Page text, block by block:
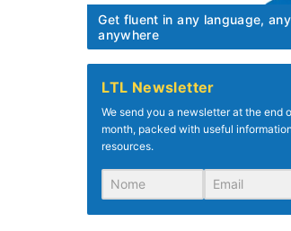
Get fluent in any language,
anywhere
LTL Newsletter
We send you a newsletter at the end
month, packed with useful
resources.